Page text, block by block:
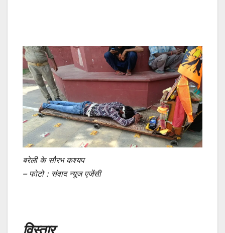
बरेली के सौरभ कश्यप
– फोटो : संवाद न्यूज एजेंसी